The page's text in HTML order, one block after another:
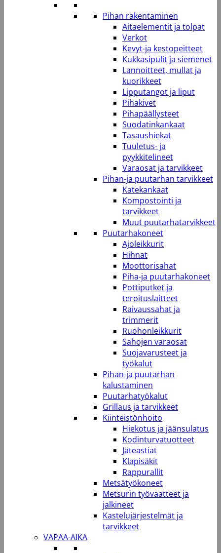
Pihan rakentaminen
Aitaelementit ja tolpat
Verkot
Kevyt-ja kestopeitteet
Kukkasipulit ja siemenet
Lannoitteet, mullat ja
kuorikkeet
Lipputangot ja liput
Pihakivet
Pihapäällysteet
Suodatinkankaat
Tasaushiekat
Tuuletus- ja
pyykkitelineet
Varaosat ja tarvikkeet
Pihan-ja puutarhan tarvikkeet
Katekankaat
Kompostointi ja
tarvikkeet
Muut puutarhatarvikkeet
Puutarhakoneet
Ajoleikkurit
Hihnat
Moottorisahat
Piha-ja puutarhakoneet
Pottiputket ja
teroituslaitteet
Raivaussahat ja
trimmerit
Ruohonleikkurit
Sahojen varaosat
Suojavarusteet ja
työkalut
Pihan-ja puutarhan
kalustaminen
Puutarhatyökalut
Grillaus ja tarvikkeet
Kiinteistönhoito
Hiekotus ja jäänsulatus
Kodinturvatuotteet
Jäteastiat
Klapisäkit
Rappurallit
Metsätyökoneet
Metsurin työvaatteet ja
jalkineet
Kastelujärjestelmät ja
tarvikkeet
VAPAA-AIKA